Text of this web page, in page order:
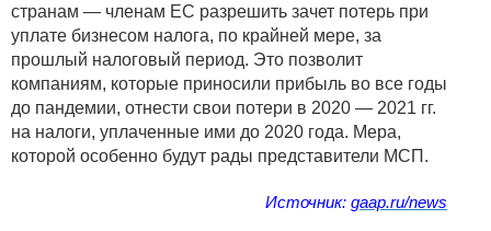
странам — членам ЕС разрешить зачет потерь при
уплате бизнесом налога, по крайней мере, за
прошлый налоговый период. Это позволит
компаниям, которые приносили прибыль во все годы
до пандемии, отнести свои потери в 2020 — 2021 гг.
на налоги, уплаченные ими до 2020 года. Мера,
которой особенно будут рады представители МСП.
Источник: gaap.ru/news